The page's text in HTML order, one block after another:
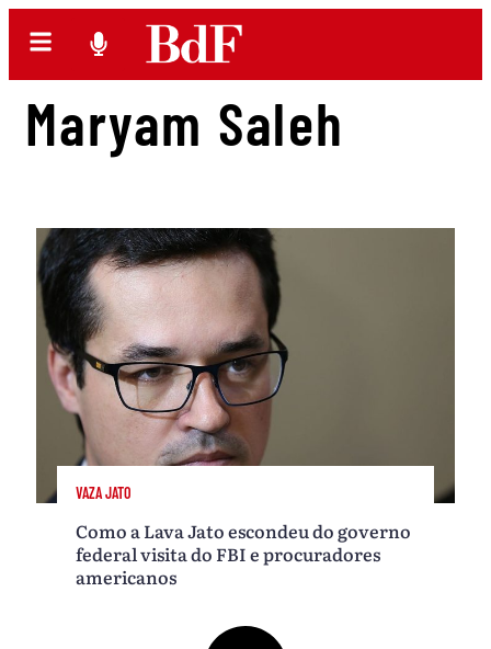
Maryam Saleh
VAZA JATO
Como a Lava Jato escondeu do governo
federal visita do FBI e procuradores
americanos